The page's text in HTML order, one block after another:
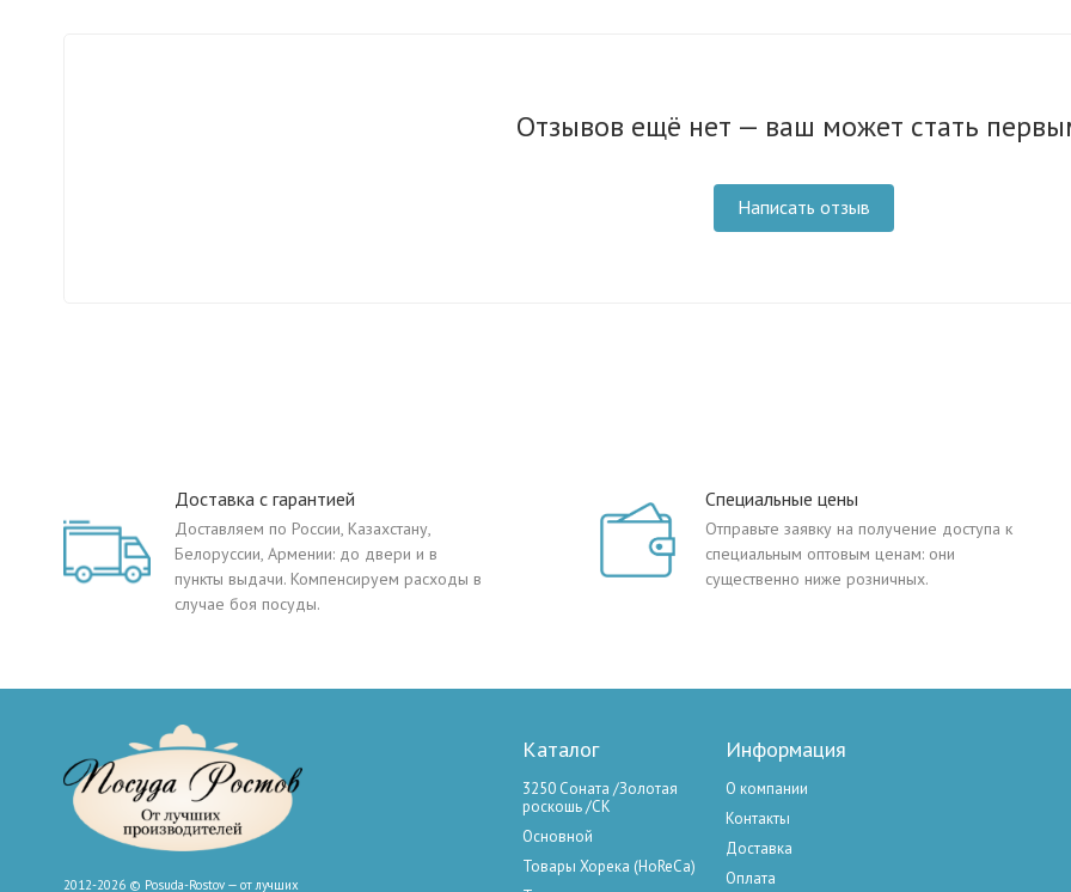
Отзывов ещё нет — ваш может стать
Написать отзыв
Доставка с гарантией
Доставляем по России, Казахстану,
Белоруссии, Армении: до двери и в
пункты выдачи. Компенсируем расходы в
случае боя посуды.
Специальные цены
Отправьте заявку на получение доступа к
специальным оптовым ценам: они
существенно ниже розничных.
2012-2026 © Posuda-Rostov — от лучших
Каталог
3250 Соната /Золотая
роскошь /СК
Основной
Товары Хорека (HoReCa)
Информация
О компании
Контакты
Доставка
Оплата